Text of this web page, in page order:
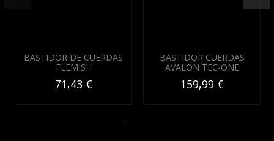
BASTIDOR DE CUERDAS
FLEMISH
71,43 €
BASTIDOR CUERDAS
AVALON TEC-ONE
159,99 €